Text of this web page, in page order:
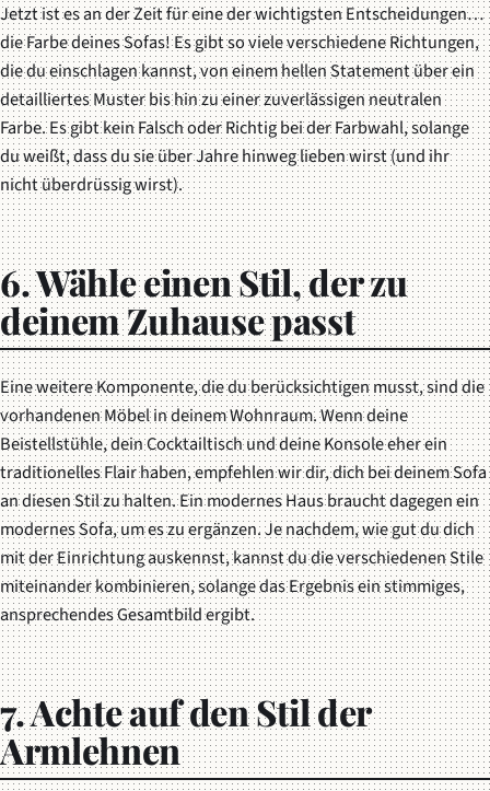
Jetzt ist es an der Zeit für eine der wichtigsten Entscheidungen…
die Farbe deines Sofas! Es gibt so viele verschiedene Richtungen,
die du einschlagen kannst, von einem hellen Statement über ein
detailliertes Muster bis hin zu einer zuverlässigen neutralen
Farbe. Es gibt kein Falsch oder Richtig bei der Farbwahl, solange
du weißt, dass du sie über Jahre hinweg lieben wirst (und ihr
nicht überdrüssig wirst).
6. Wähle einen Stil, der zu
deinem Zuhause passt
Eine weitere Komponente, die du berücksichtigen musst, sind die
vorhandenen Möbel in deinem Wohnraum. Wenn deine
Beistellstühle, dein Cocktailtisch und deine Konsole eher ein
traditionelles Flair haben, empfehlen wir dir, dich bei deinem Sofa
an diesen Stil zu halten. Ein modernes Haus braucht dagegen ein
modernes Sofa, um es zu ergänzen. Je nachdem, wie gut du dich
mit der Einrichtung auskennst, kannst du die verschiedenen Stile
miteinander kombinieren, solange das Ergebnis ein stimmiges,
ansprechendes Gesamtbild ergibt.
7. Achte auf den Stil der
Armlehnen